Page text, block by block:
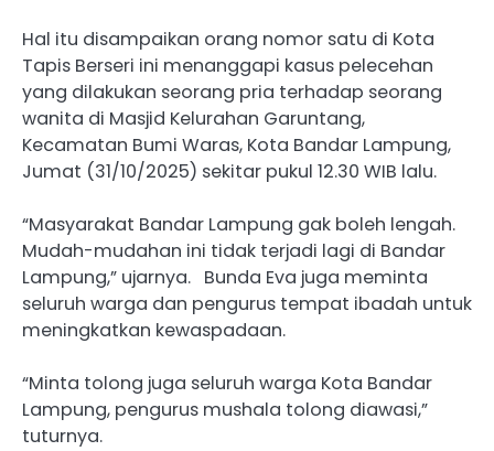
Hal itu disampaikan orang nomor satu di Kota
Tapis Berseri ini menanggapi kasus pelecehan
yang dilakukan seorang pria terhadap seorang
wanita di Masjid Kelurahan Garuntang,
Kecamatan Bumi Waras, Kota Bandar Lampung,
Jumat (31/10/2025) sekitar pukul 12.30 WIB lalu.
“Masyarakat Bandar Lampung gak boleh lengah.
Mudah-mudahan ini tidak terjadi lagi di Bandar
Lampung,” ujarnya. Bunda Eva juga meminta
seluruh warga dan pengurus tempat ibadah untuk
meningkatkan kewaspadaan.
“Minta tolong juga seluruh warga Kota Bandar
Lampung, pengurus mushala tolong diawasi,”
tuturnya.